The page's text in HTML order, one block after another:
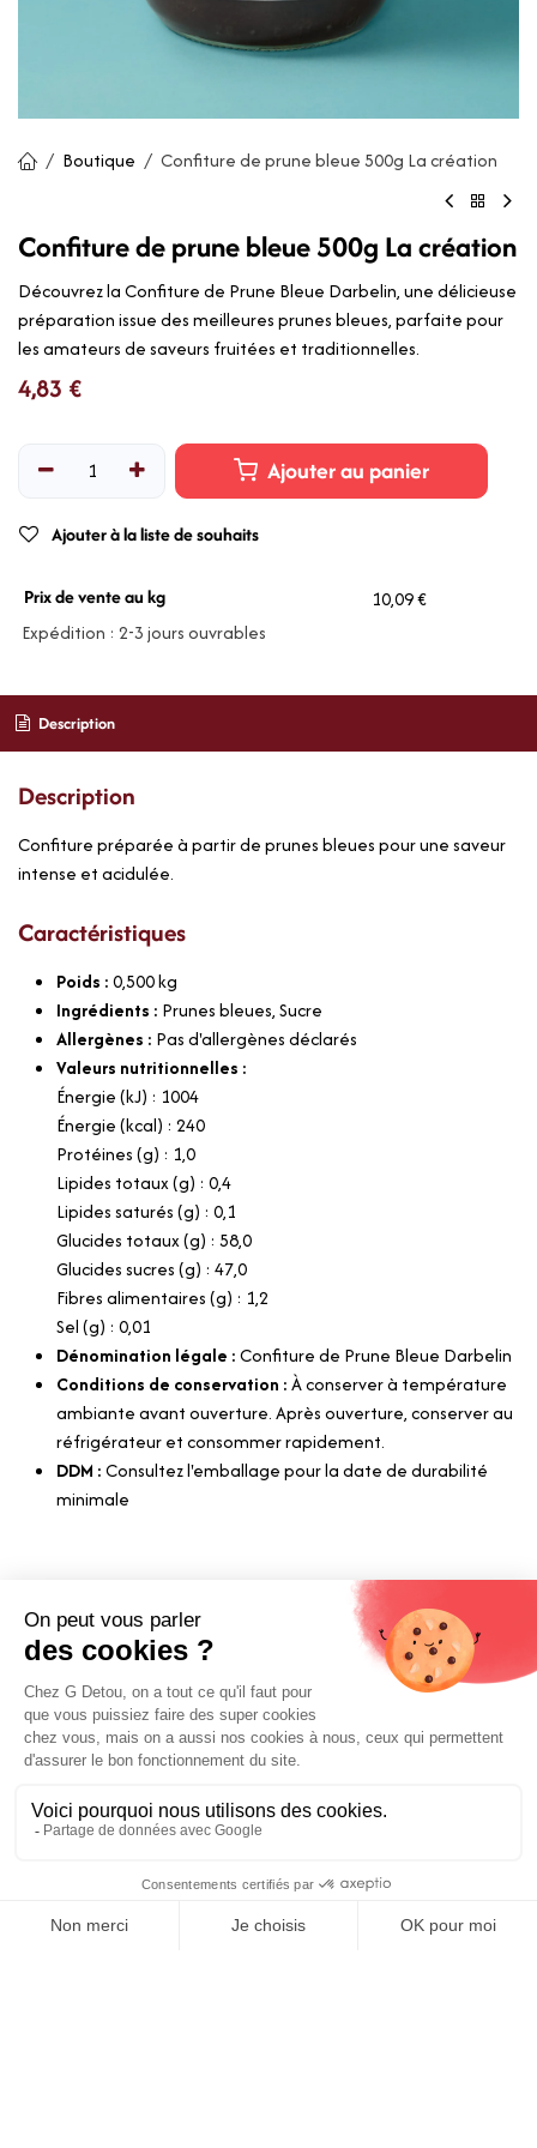
Prix :
Home Wishlist
Boutique Confiture de prune bleue 500g La création
Confiture de prune bleue 500g La création
Découvrez la Confiture de Prune Bleue Darbelin, une délicieuse
préparation issue des meilleures prunes bleues, parfaite pour
les amateurs de saveurs fruitées et traditionnelles.
4,83 €
Ajouter au panier
Ajouter à la liste de souhaits
Prix de vente au kg
10,09 €
Expédition : 2-3 jours ouvrables
Description
Description
Confiture préparée à partir de prunes bleues pour une saveur
intense et acidulée.
Caractéristiques
Poids :0,500kg
Ingrédients : Prunes bleues, Sucre
Allergènes : Pas d'allergènes déclarés
Valeurs nutritionnelles :
Énergie (kJ) : 1004
Énergie (kcal) : 240
Protéines (g) : 1,0
Lipides totaux (g) : 0,4
Lipides saturés (g) : 0,1
Glucides totaux (g) : 58,0
Glucides sucres (g) : 47,0
Fibres alimentaires (g) : 1,2
Sel (g) : 0,01
Dénomination légale :Confiture de Prune Bleue Darbelin
Conditions de conservation :À conserver à température
ambiante avant ouverture. Après ouverture, conserver au
réfrigérateur et consommer rapidement.
DDM :Consultez l'emballage pour la date de durabilité
minimale
Liens utiles
Livraison et paiements
Nos engagements
Conditions générales de vente
Boutique Lyon